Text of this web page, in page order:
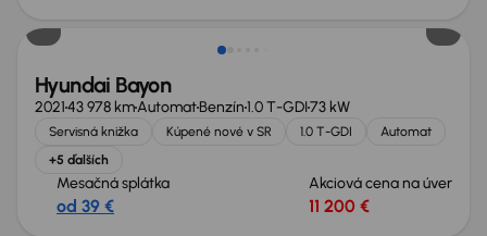
Hyundai Bayon
202143 978 kmAutomatBenzín1.0 T-GDI73 kW
Servisná knižka Kúpené nové v SR 1.0 T-GDI
Automat
+5 ďalších
Mesačná splátka
od 39 €
Akciová cena na úver
11 200 €
Možnosť odpočtu DPH